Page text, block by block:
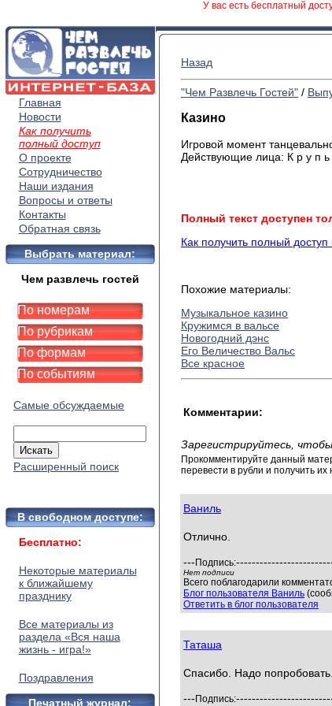
У вас есть бесплатный
Главная
Новости
Как получить
полный доступ
О проекте
Сотрудничество
Наши издания
Вопросы и ответы
Контакты
Обратная связь
Выбрать материал:
Чем развлечь гостей
По номерам
По рубрикам
По формам
По событиям
Самые обсуждаемые
Расширенный поиск
В свободном доступе:
Бесплатно:
Некоторые материалы
к ближайшему
празднику
Все материалы из
раздела «Вся наша
жизнь - игра!»
Поздравления
Печатный журнал:
Назад
"Чем Развлечь Гостей" /
Казино
Игровой момент
Действующие лица: К р у п
Полный текст доступен
Как получить полный
Похожие материалы:
Музыкальное казино
Кружимся в вальсе
Новогодний дэнс
Его Величество Вальс
Все красное
Комментарии:
Зарегистрируйтесь,
Прокомментируйте данный
перевести в рубли и получить их
Ваниль
Отлично.
--- Подпись:
Нет подписи
Всего поблагодарили
Блог пользователя Ваниль
Ответить в блог пользователя
Таташа
Спасибо. Надо попробовать.
--- Подпись: